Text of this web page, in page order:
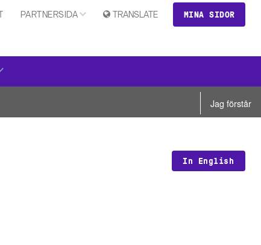
MINA SIDOR
TRANSLATE
PARTNERSIDA
Jag förstår
In English